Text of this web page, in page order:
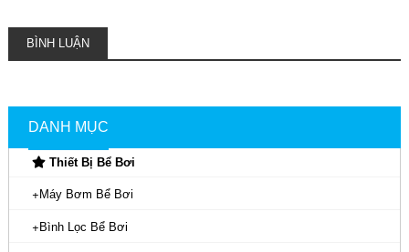
BÌNH LUẬN
DANH MỤC
Thiết Bị Bể Bơi
Máy Bơm Bể Bơi
Bình Lọc Bể Bơi